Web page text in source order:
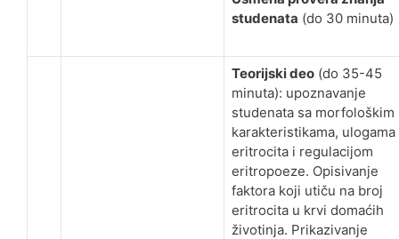
studenata (do 30 minuta)
Teorijski deo (do 35-45
minuta): upoznavanje
studenata sa morfološkim
karakteristikama, ulogama
eritrocita i regulacijom
eritropoeze. Opisivanje
faktora koji utiču na broj
eritrocita u krvi domaćih
životinja. Prikazivanje